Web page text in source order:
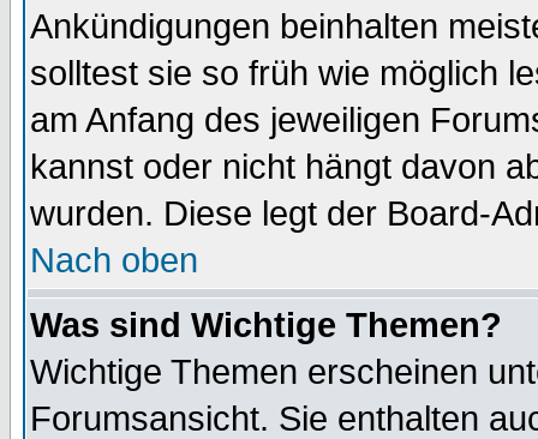
Ankündigungen beinhalten
solltest sie so früh wie möglich
am Anfang des jeweiligen
kannst oder nicht hängt davon
wurden. Diese legt der Board-
Nach oben
Was sind Wichtige Themen?
Wichtige Themen erscheinen
Forumsansicht. Sie enthalten